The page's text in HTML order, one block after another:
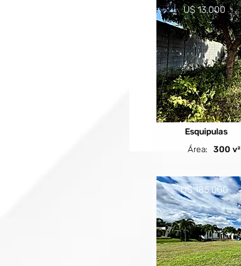
U$ 13,000
Esquipulas
Área:
300 v²
U$ 185,000